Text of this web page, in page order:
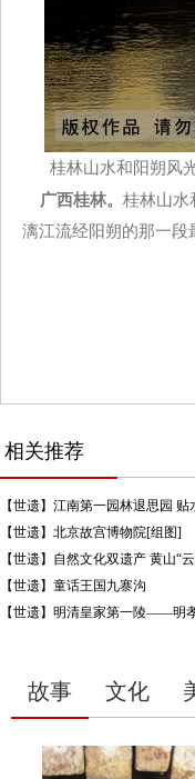
桂林山水和阳朔风
广西桂林。 桂林山水
漓江流经阳朔的那一段
相关推荐
【世遗】江南第一园林退思园
【世遗】北京故宫博物院[组图]
【世遗】自然文化双遗产 黄山“
【世遗】童话王国九寨沟
【世遗】明清皇家第一陵——明